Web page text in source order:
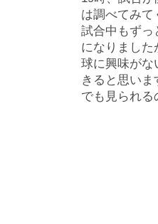
は調べてみ
試合中もずっ
になりまし
球に興味がな
きると思い
でも見られ